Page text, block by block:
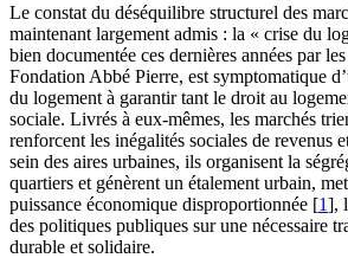
Le constat du déséquilibre structurel des
maintenant largement admis : la « crise du
bien documentée ces dernières années par
Fondation Abbé Pierre, est symptomatique
du logement à garantir tant le droit au
sociale. Livrés à eux-mêmes, les marchés
renforcent les inégalités sociales de revenus
sein des aires urbaines, ils organisent la
quartiers et génèrent un étalement urbain,
puissance économique disproportionnée [1],
des politiques publiques sur une nécessaire
durable et solidaire.